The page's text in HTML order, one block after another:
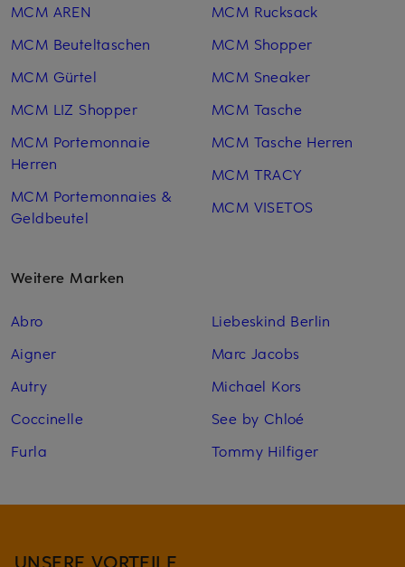
MCM AREN
MCM Beuteltaschen
MCM Gürtel
MCM LIZ Shopper
MCM Portemonnaie
Herren
MCM Portemonnaies &
Geldbeutel
MCM Rucksack
MCM Shopper
MCM Sneaker
MCM Tasche
MCM Tasche Herren
MCM TRACY
MCM VISETOS
Weitere Marken
Abro
Aigner
Autry
Coccinelle
Furla
Liebeskind Berlin
Marc Jacobs
Michael Kors
See by Chloé
Tommy Hilfiger
UNSERE VORTEILE